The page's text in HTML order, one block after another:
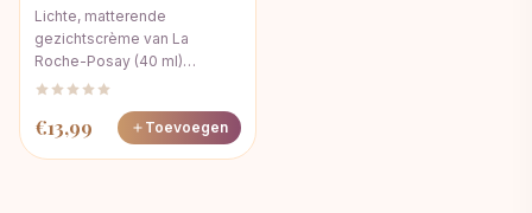
Lichte, matterende
gezichtscrème van La
Roche-Posay (40 ml)…
€13,99 Toevoegen